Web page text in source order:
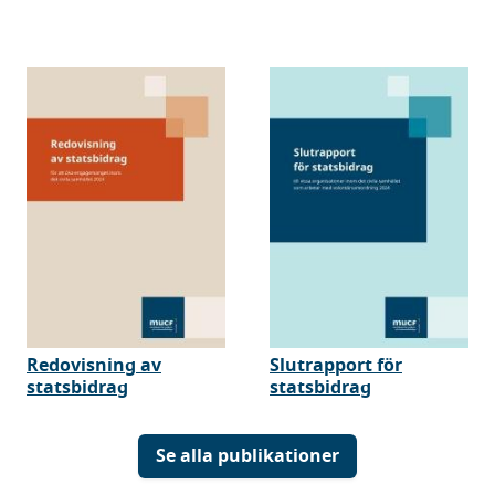
Redovisning av
statsbidrag
Slutrapport för
statsbidrag
Se alla publikationer